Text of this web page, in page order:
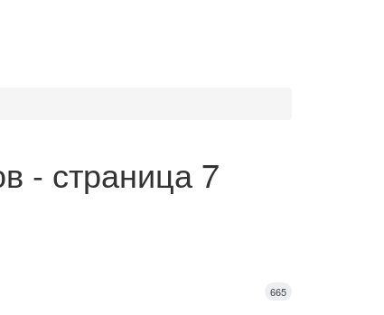
- страница 7
665